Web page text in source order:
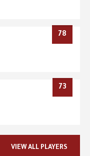
78
73
VIEW ALL PLAYERS